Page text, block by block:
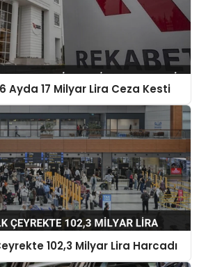
Ayda 17 Milyar Lira Ceza Kesti
102,3 Milyar Lira Harcadı